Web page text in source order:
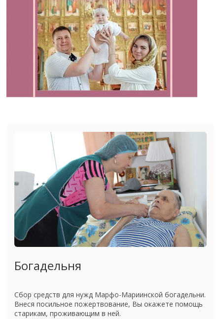
Богадельня
Сбор средств для нужд Марфо-Мариинской богадельни.
Внеся посильное пожертвование, Вы окажете помощь
старикам, проживающим в ней.